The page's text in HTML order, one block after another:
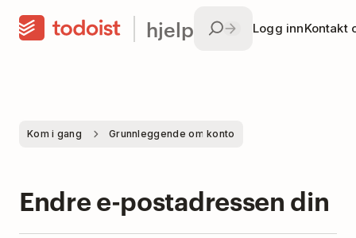
hjelp Logg innKontakt
Kom i gang Grunnleggende om konto
Endre e-postadressen din